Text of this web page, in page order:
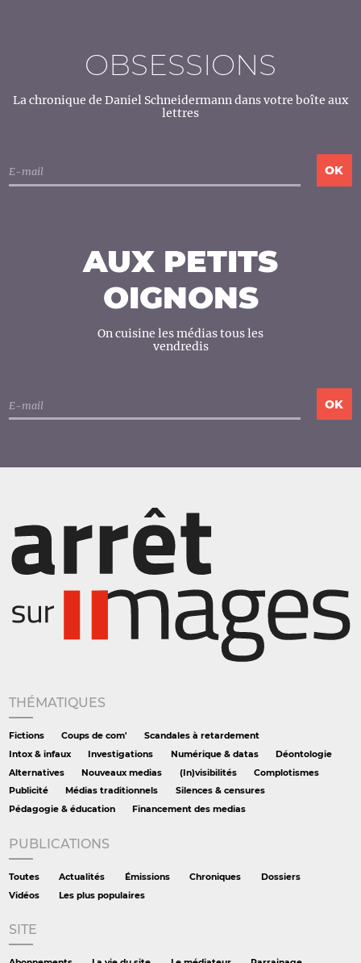
OBSESSIONS
La chronique de Daniel Schneidermann dans votre boîte aux
lettres
AUX PETITS
OIGNONS
On cuisine les médias tous les
vendredis
THÉMATIQUES
Fictions Coups de com'
Scandales à retardement
Intox & infaux
Investigations Numérique & datas
Déontologie
Alternatives
Nouveaux medias (In)visibilités
Complotismes
Publicité
Médias traditionnels
Silences & censures
Pédagogie & éducation
Financement des medias
PUBLICATIONS
Toutes Actualités Émissions Chroniques
Dossiers
Vidéos
Les plus populaires
SITE